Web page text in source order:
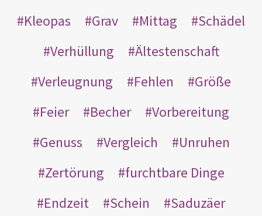
Kleopas
Grav Mittag
Schädel
Verhüllung
Ältestenschaft
Verleugnung
Fehlen
Größe
Feier
Becher
Vorbereitung
Genuss
Vergleich
Unruhen
Zertörung
furchtbare Dinge
Endzeit
Schein
Saduzäer